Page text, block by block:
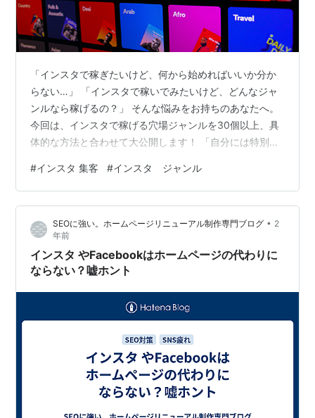
「インスタで稼ぎたいけど、何から始めればいいか分か
らない…」 「インスタで稼いでみたいけど、どんなジャ
ンルなら稼げるの？」 そんな悩みをお持ちのあなたへ。
今回は、インスタで稼げる穴場ジャンルを30個以上、具
体的な方法と合わせて大公開します！ 「自分には特別な
読めば自分にぴったりのジャンルが見つかるはず！ ぜひ
最後まで読んで、インスタで稼ぐための第一歩を踏み出
しましょう！ なぜジャンル選定が重要なのか？ 最適なジ
ャンルの見つけ方 【ジャンル1】子育て 【ジャンル2】筋
トレ 【ジャンル3】コーチング 【ジャンル4】夫婦関係
の改善 【ジャンル5】…
#インスタ 集客 #インスタ ジャンル
SEOに強い。ホームページリニューアル制作専門ブログ • 2
年前
インスタ やFacebookはホームページの代わりに
ならない？嘘ホント